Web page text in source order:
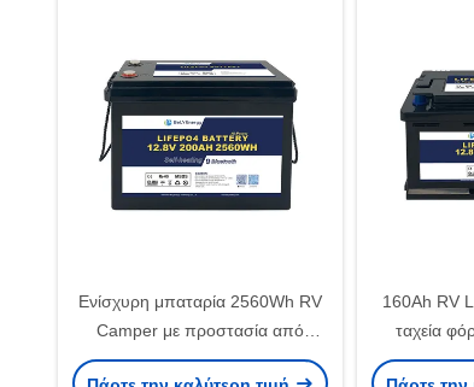
Ενίσχυρη μπαταρία 2560Wh RV
Camper με προστασία από
υπερτάσεις 14,6V
160Ah RV
ταχεία
χαμηλό